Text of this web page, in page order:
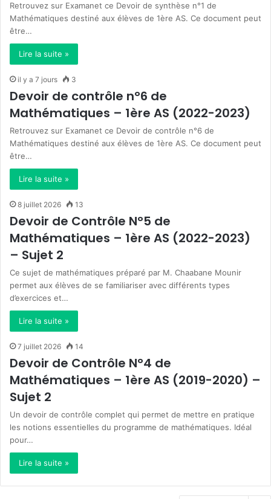
Retrouvez sur Examanet ce Devoir de synthèse n°1 de
Mathématiques destiné aux élèves de 1ère AS. Ce document peut
être…
Lire la suite »
il y a 7 jours 3
Devoir de contrôle n°6 de
Mathématiques – 1ère AS (2022-2023)
Retrouvez sur Examanet ce Devoir de contrôle n°6 de
Mathématiques destiné aux élèves de 1ère AS. Ce document peut
être…
Lire la suite »
8 juillet 2026 13
Devoir de Contrôle N°5 de
Mathématiques – 1ère AS (2022-2023)
– Sujet 2
Ce sujet de mathématiques préparé par M. Chaabane Mounir
permet aux élèves de se familiariser avec différents types
d’exercices et…
Lire la suite »
7 juillet 2026 14
Devoir de Contrôle N°4 de
Mathématiques – 1ère AS (2019-2020) –
Sujet 2
Un devoir de contrôle complet qui permet de mettre en pratique
les notions essentielles du programme de mathématiques. Idéal
pour…
Lire la suite »